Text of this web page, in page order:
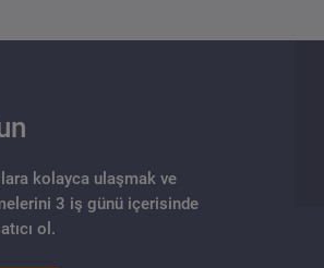
kolayca ulaşmak ve
3 iş günü içerisinde
ol.